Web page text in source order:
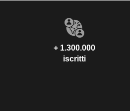
+ 1.300.000
iscritti